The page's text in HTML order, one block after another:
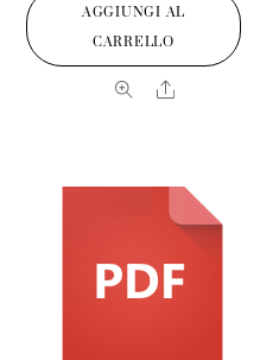
AGGIUNGI AL
CARRELLO
Share